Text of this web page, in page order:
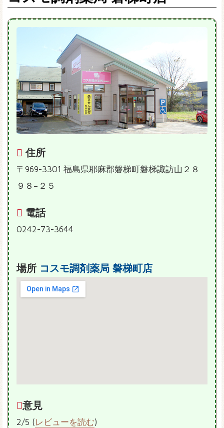
住所
〒969-3301 福島県耶麻郡磐梯町磐梯諏訪山２８
９８−２５
電話
0242-73-3644
場所 コスモ調剤薬局 磐梯町店
意見
2/5 (レビューを読む)